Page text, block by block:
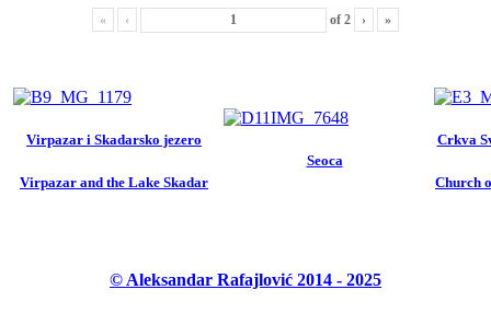
« ‹ of 2 › »
Virpazar i Skadarsko jezero
Virpazar and the Lake Skadar
Seoca
Crkva
Church
© Aleksandar Rafajlović 2014 - 2025